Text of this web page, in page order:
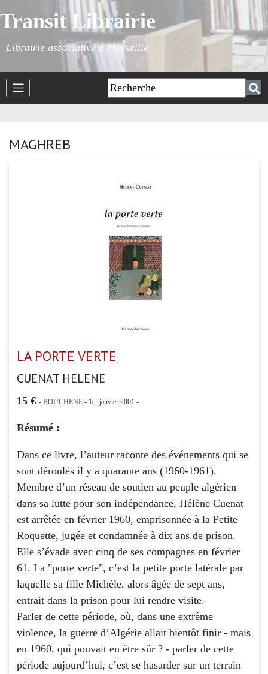
Transit Librairie
Librairie associative à Marseille
MAGHREB
LA PORTE VERTE
CUENAT HELENE
15 € - BOUCHENE- 1er janvier 2001 -
Résumé :
Dans ce livre, l’auteur raconte des événements qui se
sont déroulés il y a quarante ans (1960-1961).
Membre d’un réseau de soutien au peuple algérien
dans sa lutte pour son indépendance, Hélène Cuenat
est arrêtée en février 1960, emprisonnée à la Petite
Roquette, jugée et condamnée à dix ans de prison.
Elle s’évade avec cinq de ses compagnes en février
61. La "porte verte", c’est la petite porte latérale par
laquelle sa fille Michèle, alors âgée de sept ans,
entrait dans la prison pour lui rendre visite.
Parler de cette période, où, dans une extrême
violence, la guerre d’Algérie allait bientôt finir - mais
en 1960, qui pouvait en être sûr ? - parler de cette
période aujourd’hui, c’est se hasarder sur un terrain